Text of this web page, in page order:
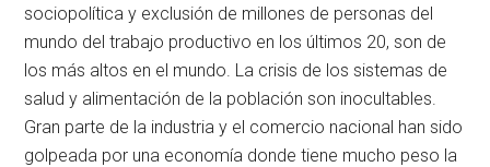
sociopolítica y exclusión de millones de personas del
mundo del trabajo productivo en los últimos 20, son de
los más altos en el mundo. La crisis de los sistemas de
salud y alimentación de la población son inocultables.
Gran parte de la industria y el comercio nacional han sido
golpeada por una economía donde tiene mucho peso la